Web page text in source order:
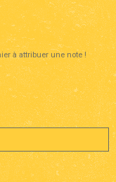
à attribuer une note !